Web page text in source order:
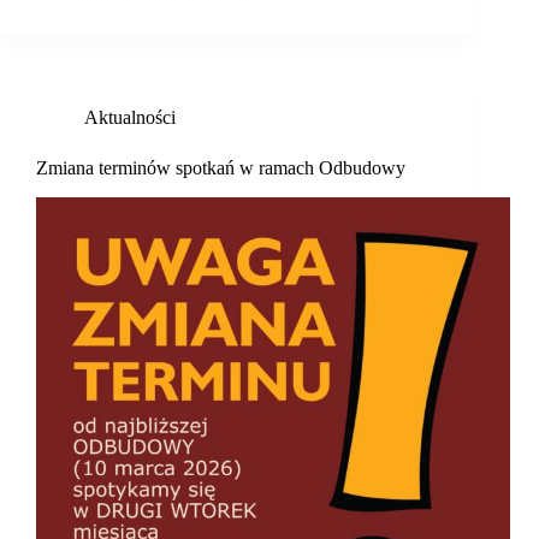
Aktualności
Zmiana terminów spotkań w ramach Odbudowy